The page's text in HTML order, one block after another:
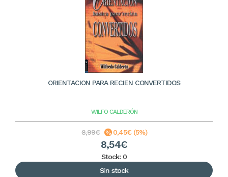
ORIENTACION PARA RECIEN CONVERTIDOS
WILFO CALDERÓN
8,99€ 0,45€ (5%)
8,54€
Stock: 0
Sin stock